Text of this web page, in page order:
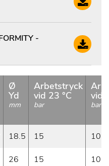
-
Ø
Yd
mm
Arbetstryck
vid 23 °C
bar
vid
bar
18.5 15 10
26 15 10